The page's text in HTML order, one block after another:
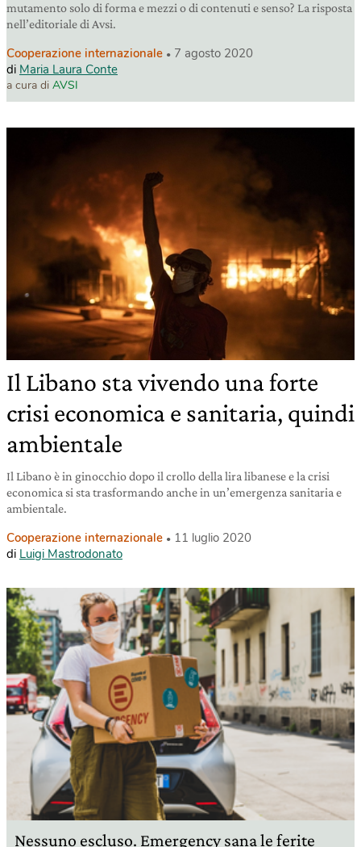
mutamento solo di forma e mezzi o di contenuti e senso? La risposta
nell’editoriale di Avsi.
Cooperazione internazionale
7 agosto 2020
di Maria Laura Conte
a cura di AVSI
Il Libano sta vivendo una forte
crisi economica e sanitaria, quindi
ambientale
Il Libano è in ginocchio dopo il crollo della lira libanese e la crisi
economica si sta trasformando anche in un’emergenza sanitaria e
ambientale.
Cooperazione internazionale
11 luglio 2020
di Luigi Mastrodonato
Nessuno escluso. Emergency sana le ferite